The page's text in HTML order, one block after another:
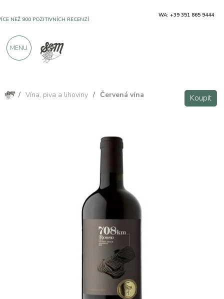
/ Vína, piva a lihoviny / Červená vína Koupit
NEŽ 900 POZITIVNÍCH RECENZÍ WA: +39 351 865 9444
MENU